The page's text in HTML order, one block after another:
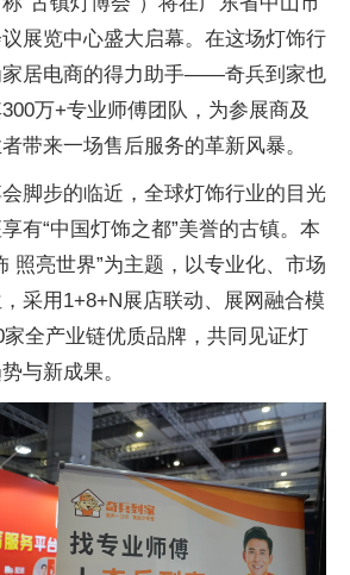
展览中心盛大启幕。在这场灯饰行
家居电商的得力助手——奇兵到家也
万+专业师傅团队，为参展商及
带来一场售后服务的革新风暴。
脚步的临近，全球灯饰行业的目光
有“中国灯饰之都”美誉的古镇。本
照亮世界”为主题，以专业化、市场
采用1+8+N展店联动、展网融合模
全产业链优质品牌，共同见证灯
与新成果。